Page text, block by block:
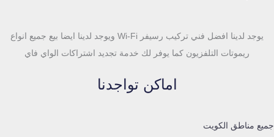
يوجد لدينا افضل فني تركيب رسيفر Wi-Fi ويوجد لدينا ايضا بيع جميع انواع
ريموتات التلفزيون كما يوفر لك خدمة تجديد اشتراكات الواي فاي
اماكن تواجدنا
جميع مناطق الكويت